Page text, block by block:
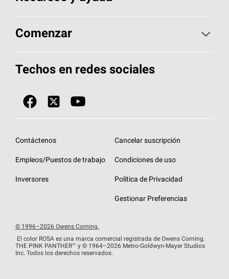
Encuentre un contratista
Componentes para techos
Tecnología SureNail®
Garantías de techos
Aspectos básicos sobre techos
Herramientas de diseño y color
Únase a la red de contratistas de techos
Diseño en el techo
Eventos para contratistas
Comenzar
Llame al 1-800-GET-PINK®
Encuentre una tienda o encuentre un
Financiamiento de techos
Techos en redes sociales
Contáctenos
Empleos/Puestos de trabajo
Inversores
Cancelar suscripción
Condiciones de uso
Política de Privacidad
Gestionar Preferencias
© 1996–2026 Owens Corning.
El color ROSA es una marca comercial registrada de Owens Corning.
THE PINK PANTHER™ y © 1964–2026 Metro-Goldwyn-Mayer Studios
Inc. Todos los derechos reservados.